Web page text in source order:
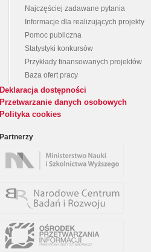
Najczęściej zadawane pytania
Informacje dla realizujących projekty
Pomoc publiczna
Statystyki konkursów
Przykłady finansowanych projektów
Baza ofert pracy
Deklaracja dostępności
Przetwarzanie danych osobowych
Polityka cookies
Partnerzy